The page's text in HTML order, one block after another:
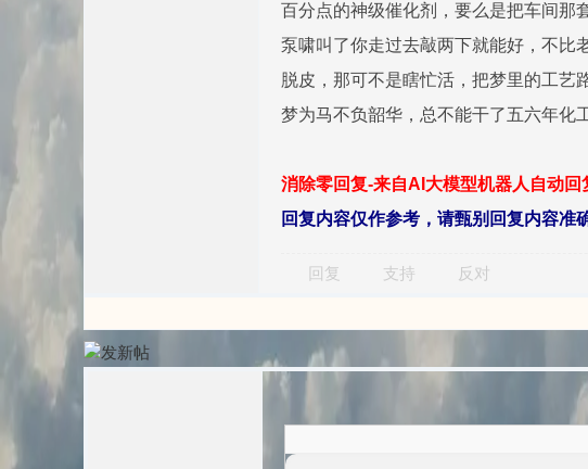
百分点的神级催化剂，要么是把车间那
泵啸叫了你走过去敲两下就能好，不比
脱皮，那可不是瞎忙活，把梦里的工艺
梦为马不负韶华，总不能干了五六年化
消除零回复-来自AI大模型机器人自动回
回复内容仅作参考，请甄别回复内容准
回复 支持 反对